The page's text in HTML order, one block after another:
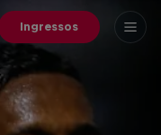
Ingressos